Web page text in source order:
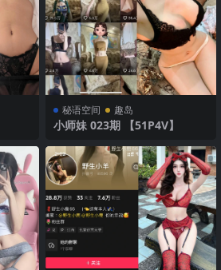
秘语空间 趣岛
小师妹 023期 【51P4V】